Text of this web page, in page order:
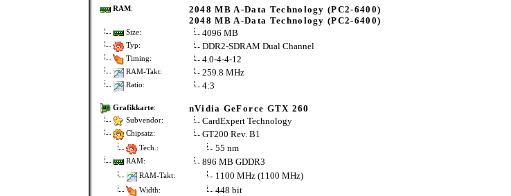
RAM:
2048 MB A-Data Technology (PC2-6400)
2048 MB A-Data Technology (PC2-6400)
Size: 4096 MB
Typ: DDR2-SDRAM Dual Channel
Timing: 4.0-4-4-12
RAM-Takt: 259.8 MHz
Ratio: 4:3
Grafikkarte: nVidia GeForce GTX 260
Subvendor: CardExpert Technology
Chipsatz: GT200 Rev. B1
Tech.: 55 nm
RAM: 896 MB GDDR3
RAM-Takt: 1100 MHz (1100 MHz)
Width: 448 bit